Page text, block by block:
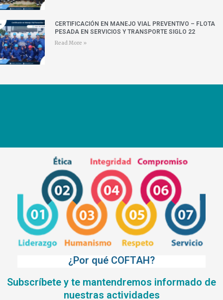
CERTIFICACIÓN EN MANEJO VIAL PREVENTIVO – FLOTA
PESADA EN SERVICIOS Y TRANSPORTE SIGLO 22
Read More »
¿Por qué COFTAH?
Subscríbete y te mantendremos informado de
nuestras actividades